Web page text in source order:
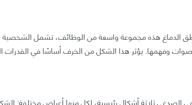
الدماغ هذه مجموعة واسعة من الوظائف، تشمل
وفهمها. يؤثر هذا الشكل من الخرف أساسًا في القدرات
الصدغي ثلاثة أشكال رئيسية، لكل منها أعراض مختلفة: